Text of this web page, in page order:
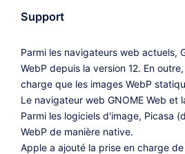
Support
Parmi les navigateurs web actuels,
WebP depuis la version 12. En
charge que les images WebP
Le navigateur web GNOME Web et
Parmi les logiciels d'image, Picasa
WebP de manière native.
Apple a ajouté la prise en charge